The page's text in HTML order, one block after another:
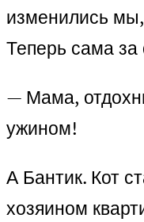
изменились
Теперь сама за
— Мама,
ужином!
А Бантик. Кот
хозяином